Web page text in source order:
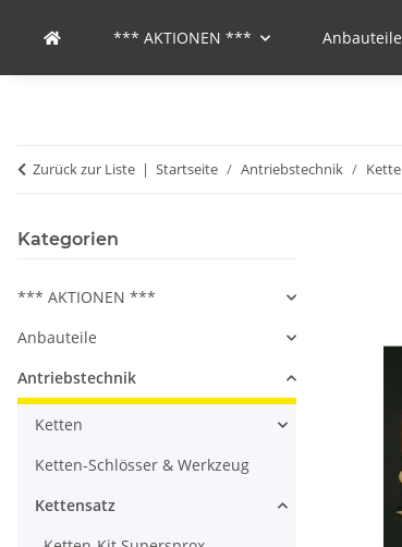
*** AKTIONEN *** Anbauteile
Zurück zur Liste Startseite Antriebstechnik
Kategorien
*** AKTIONEN ***
Anbauteile
Antriebstechnik
Ketten
Ketten-Schlösser & Werkzeug
Kettensatz